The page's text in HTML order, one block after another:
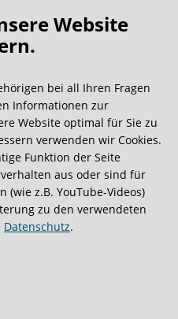
ride!
Gästebucheinträge,
ungewöhnlich.
Website
bei all Ihren Fragen
Informationen zur
Website optimal für Sie zu
verwenden wir Cookies.
Funktion der Seite
aus oder sind für
z.B. YouTube-Videos)
zu den verwendeten
Datenschutz.